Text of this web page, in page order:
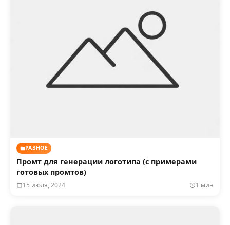
РАЗНОЕ
Промт для генерации логотипа (с примерами
готовых промтов)
15 июля, 2024 1 мин